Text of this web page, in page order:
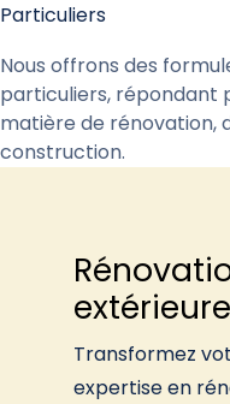
Particuliers
Nous offrons des
particuliers, répondant
matière de rénovation,
construction.
extérieure
Transformez
expertise en